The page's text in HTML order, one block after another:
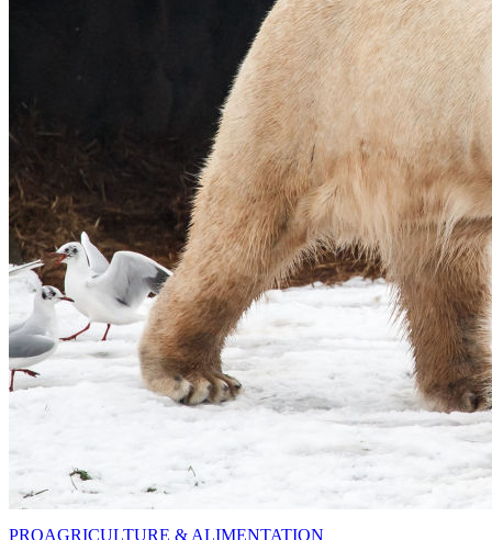
PROAGRICULTURE & ALIMENTATION